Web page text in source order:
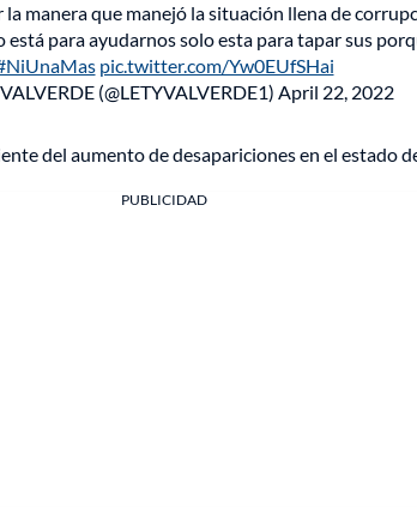
la manera que manejó la situación llena de
para ayudarnos solo esta para tapar sus
pic.twitter.com/Yw0EUfSHai
(@LETYVALVERDE1) April 22, 2022
del aumento de desapariciones en el estado
PUBLICIDAD